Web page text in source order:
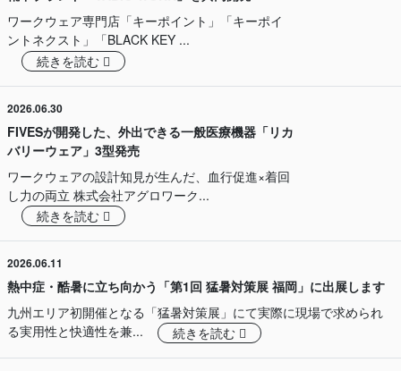
ワークウェア専門店「キーポイント」「キーポイ
ントネクスト」「BLACK KEY ...
続きを読む
2026.06.30
FIVESが開発した、外出できる一般医療機器「リカ
バリーウェア」3型発売
ワークウェアの設計知見が生んだ、血行促進×着回
し力の両立 株式会社アグロワーク...
続きを読む
2026.06.11
熱中症・酷暑に立ち向かう「第1回 猛暑対策展 福岡」に出展します
九州エリア初開催となる「猛暑対策展」にて実際に現場で求められ
る実用性と快適性を兼...
続きを読む